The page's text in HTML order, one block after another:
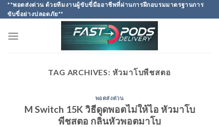
Skip
to
**พอตส่งด่วน ด้วยทีมงานผู้ขับขี่มืออาชีพที่ผ่านการฝึกอบรมมาตรฐานการ
ขับขี่อย่างปลอดภัย**
TAG ARCHIVES: หัวมาโบพีชสตอ
พอตส่งด่วน
M Switch 15K วิธีดูดพอตไม่ให้ไอ หัวมาโบ
พีชสตอ กลิ่นหัวพอตมาโบ